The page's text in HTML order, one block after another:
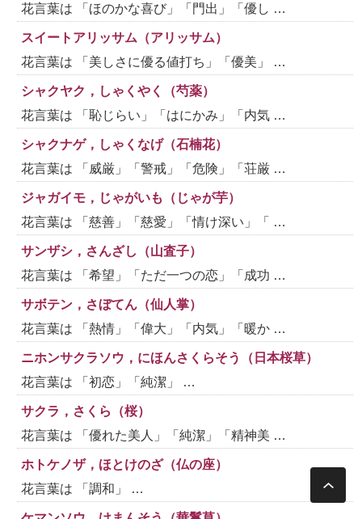
花言葉は 「ほのかな喜び」「門出」「優し …
スイートアリッサム（アリッサム）
花言葉は 「美しさに優る値打ち」「優美」 …
シャクヤク，しゃくやく（芍薬）
花言葉は 「恥じらい」「はにかみ」「内気 …
シャクナゲ，しゃくなげ（石楠花）
花言葉は 「威厳」「警戒」「危険」「荘厳 …
ジャガイモ，じゃがいも（じゃが芋）
花言葉は 「慈善」「慈愛」「情け深い」「 …
サンザシ，さんざし（山査子）
花言葉は 「希望」「ただ一つの恋」「成功 …
サボテン，さぼてん（仙人掌）
花言葉は 「熱情」「偉大」「内気」「暖か …
ニホンサクラソウ，にほんさくらそう（日本桜草）
花言葉は 「初恋」「純潔」 …
サクラ，さくら（桜）
花言葉は 「優れた美人」「純潔」「精神美 …
ホトケノザ，ほとけのざ（仏の座）
花言葉は 「調和」 …